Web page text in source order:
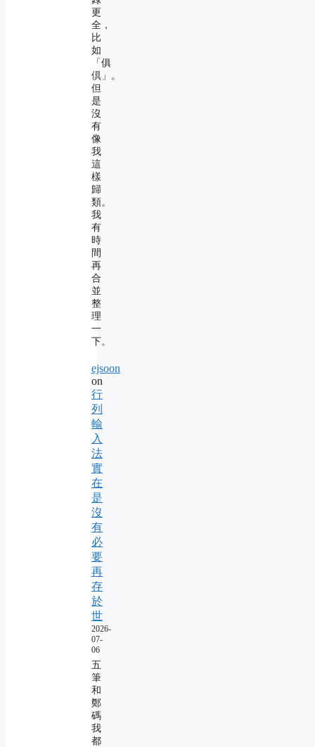
更
全，
比
如
「俱
倶」。
但
是
沒
有
像
我
這
樣
歸
類。
我
有
時
間
再
合
並
整
理
一
下。
ejsoon
on
行
列
輸
入
法
實
在
是
沒
有
必
要
再
存
於
世
2026-
07-
06
五
筆
和
鄭
碼
我
都